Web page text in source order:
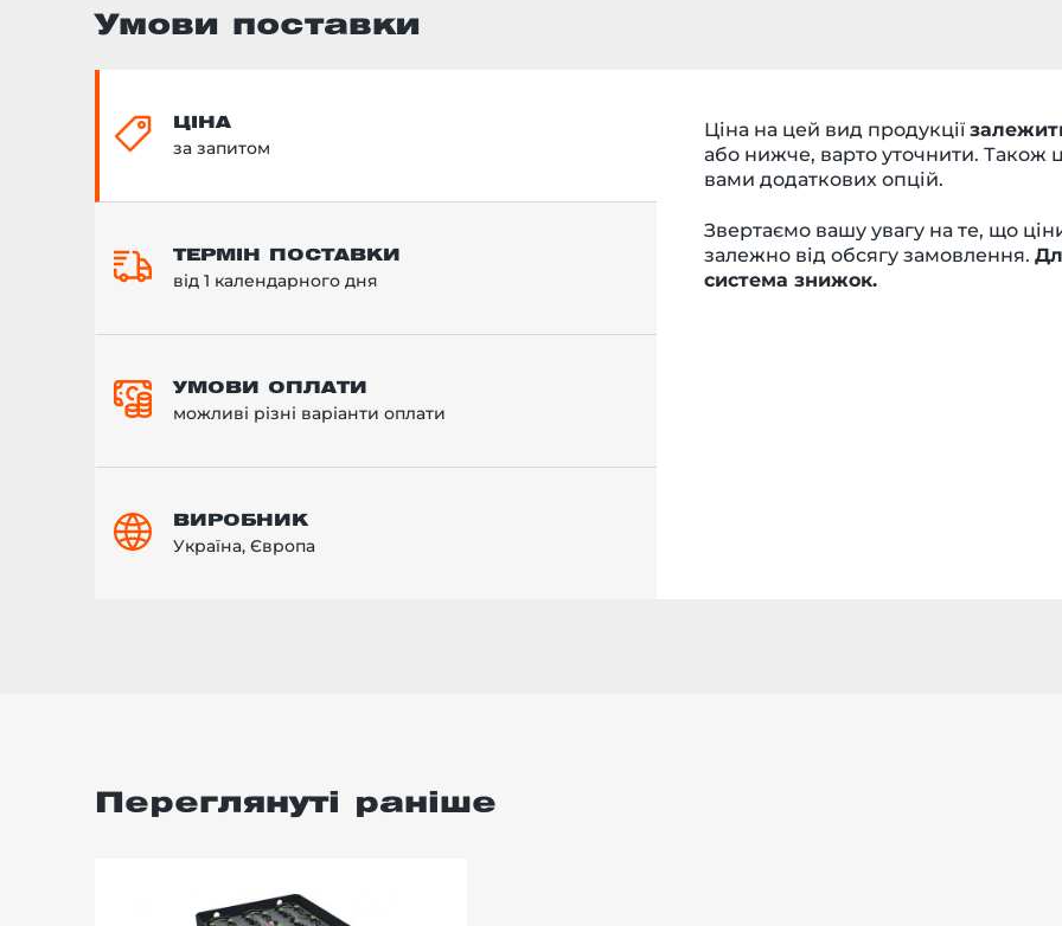
Умови поставки
ЦІНА
за запитом
ТЕРМІН ПОСТАВКИ
від 1 календарного дня
УМОВИ ОПЛАТИ
можливі різні варіанти оплати
ВИРОБНИК
Україна, Європа
Ціна на цей вид продукції
або нижче, варто уточнити. Також
вами додаткових опцій.
Звертаємо вашу увагу на те, що
залежно від обсягу замовлення.
система знижок.
Переглянуті раніше